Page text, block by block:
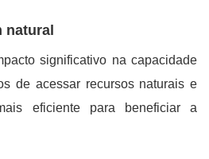
natural
significativo na capacidade
de acessar recursos naturais e
eficiente para beneficiar a